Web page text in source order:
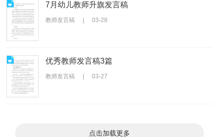
7月幼儿教师升旗发言稿
教师发言稿 03-28
优秀教师发言稿3篇
教师发言稿 03-27
点击加载更多